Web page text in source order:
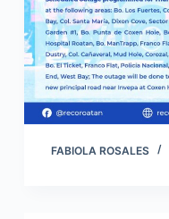
FABIOLA ROSALES